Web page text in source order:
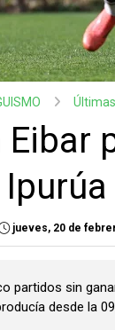
Eibar
jueves, 20 de
partidos sin
desde la